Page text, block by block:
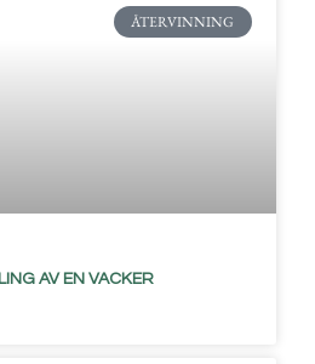
ÅTERVINNING
AV EN VACKER